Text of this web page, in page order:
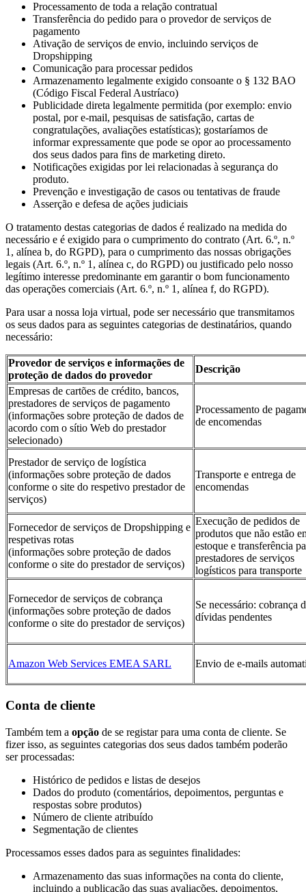
Processamento de toda a relação contratual
Transferência do pedido para o provedor de serviços de
pagamento
Ativação de serviços de envio, incluindo serviços de
Dropshipping
Comunicação para processar pedidos
Armazenamento legalmente exigido consoante o § 132 BAO
(Código Fiscal Federal Austríaco)
Publicidade direta legalmente permitida (por exemplo: envio
postal, por e-mail, pesquisas de satisfação, cartas de
congratulações, avaliações estatísticas); gostaríamos de
informar expressamente que pode se opor ao processamento
dos seus dados para fins de marketing direto.
Notificações exigidas por lei relacionadas à segurança do
produto.
Prevenção e investigação de casos ou tentativas de fraude
Asserção e defesa de ações judiciais
O tratamento destas categorias de dados é realizado na medida do
necessário e é exigido para o cumprimento do contrato (Art. 6.º, n.º
1, alínea b, do RGPD), para o cumprimento das nossas obrigações
legais (Art. 6.º, n.º 1, alínea c, do RGPD) ou justificado pelo nosso
legítimo interesse predominante em garantir o bom funcionamento
das operações comerciais (Art. 6.º, n.º 1, alínea f, do RGPD).
Para usar a nossa loja virtual, pode ser necessário que transmitamos
os seus dados para as seguintes categorias de destinatários, quando
necessário:
Provedor de serviços e informações de
proteção de dados do provedor
Descrição
Empresas de cartões de crédito, bancos,
prestadores de serviços de pagamento
(informações sobre proteção de dados de
acordo com o sítio Web do prestador
selecionado)
Processamento de
de encomendas
Prestador de serviço de logística
(informações sobre proteção de dados
conforme o site do respetivo prestador de
serviços)
Transporte e entrega de
encomendas
Fornecedor de serviços de Dropshipping e
respetivas rotas
(informações sobre proteção de dados
conforme o site do prestador de serviços)
Execução de pedidos de
produtos que não estão
estoque e transferência
prestadores de serviços
logísticos para transporte
Fornecedor de serviços de cobrança
(informações sobre proteção de dados
conforme o site do prestador de serviços)
Se necessário: cobrança
dívidas pendentes
Amazon Web Services EMEA SARL Envio de e-mails
Conta de cliente
Também tem a opção de se registar para uma conta de cliente. Se
fizer isso, as seguintes categorias dos seus dados também poderão
ser processadas:
Histórico de pedidos e listas de desejos
Dados do produto (comentários, depoimentos, perguntas e
respostas sobre produtos)
Número de cliente atribuído
Segmentação de clientes
Processamos esses dados para as seguintes finalidades:
Armazenamento das suas informações na conta do cliente,
incluindo a publicação das suas avaliações, depoimentos,